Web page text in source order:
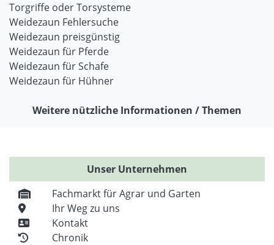
Torgriffe oder Torsysteme
Weidezaun Fehlersuche
Weidezaun preisgünstig
Weidezaun für Pferde
Weidezaun für Schafe
Weidezaun für Hühner
Weitere nützliche Informationen / Themen
Unser Unternehmen
Fachmarkt für Agrar und Garten
Ihr Weg zu uns
Kontakt
Chronik